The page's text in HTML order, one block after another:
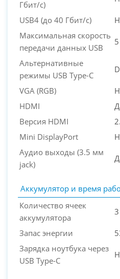
Гбит/с)
USB4 (до 40 Гбит/с)
Максимальная скорость
передачи данных USB
Альтернативные
режимы USB Type-C
VGA (RGB)
HDMI
Версия HDMI
Mini DisplayPort
Аудио выходы (3.5 мм
jack)
Аккумулятор и время
Количество ячеек
аккумулятора
Запас энергии
Зарядка ноутбука через
USB Type-C